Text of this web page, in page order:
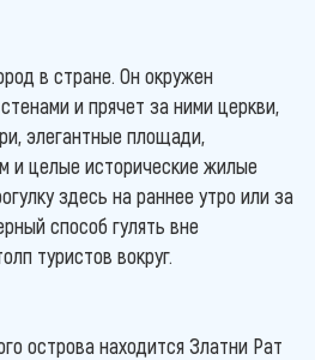
в стране. Он окружен
и прячет за ними церкви,
элегантные площади,
и целые исторические жилые
здесь на раннее утро или за
способ гулять вне
туристов вокруг.
острова находится Златни Рат